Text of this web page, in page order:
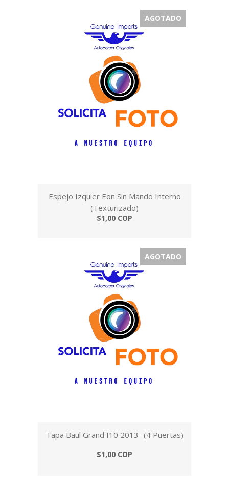
AGOTADO
Espejo Izquier Eon Sin Mando Interno
(Texturizado)
$1,00 COP
AGOTADO
Tapa Baul Grand I10 2013- (4 Puertas)
$1,00 COP